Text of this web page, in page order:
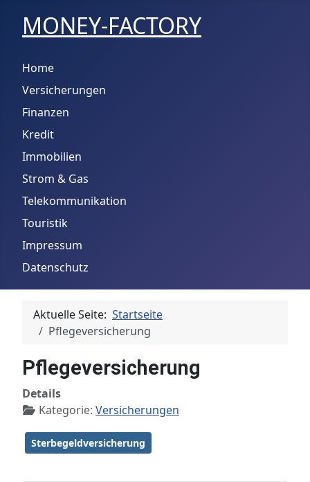
MONEY-FACTORY
Home
Versicherungen
Finanzen
Kredit
Immobilien
Strom & Gas
Telekommunikation
Touristik
Impressum
Datenschutz
Aktuelle Seite: Startseite
Pflegeversicherung
Pflegeversicherung
Details
Kategorie: Versicherungen
Sterbegeldversicherung